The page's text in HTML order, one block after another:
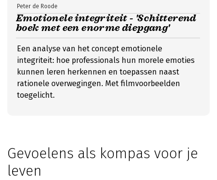
Emotionele integriteit - 'Schitterend
boek met een enorme diepgang'
Peter de Roode
Een analyse van het concept emotionele
integriteit: hoe professionals hun morele emoties
kunnen leren herkennen en toepassen naast
rationele overwegingen. Met filmvoorbeelden
toegelicht.
Gevoelens als kompas voor je
leven